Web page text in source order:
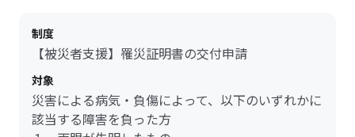
制度
【被災者支援】罹災証明書の交付申請
対象
災害による病気・負傷によって、以下のいずれかに
該当する障害を負った方